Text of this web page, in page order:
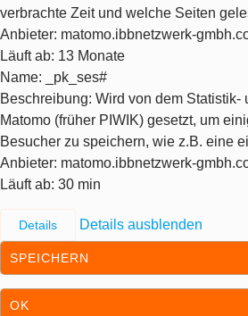
verbrachte Zeit und welche Seiten
Anbieter: matomo.ibbnetzwerk-
Läuft ab: 13 Monate
Name: _pk_ses#
Beschreibung: Wird von dem Statistik-
Matomo (früher PIWIK) gesetzt, um
Besucher zu speichern, wie z.B. eine
Anbieter: matomo.ibbnetzwerk-
Läuft ab: 30 min
Details Details ausblenden
SPEICHERN
OK